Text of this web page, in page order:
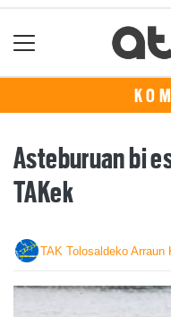
Asteburuan bi
TAKek
TAK Tolosaldeko Arraun